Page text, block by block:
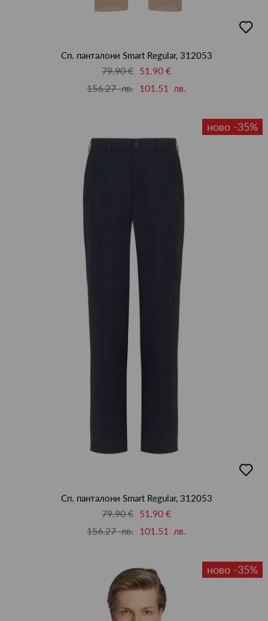
в
Сп. панталони Smart Regular, 312053
79.90 € 51.90 €
156.27 лв. 101.51 лв.
ново -35%
в
Сп. панталони Smart Regular, 312053
79.90 € 51.90 €
156.27 лв. 101.51 лв.
ново -35%